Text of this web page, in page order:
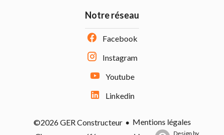
Notre réseau
Facebook
Instagram
Youtube
Linkedin
©2026 GER Constructeur
Mentions légales
Design by